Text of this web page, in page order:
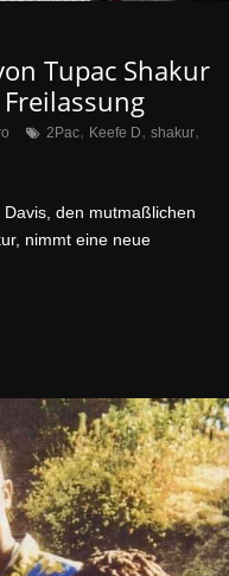
Tupac Shakur
2Pac, Keefe D, shakur,
Davis, den mutmaßlichen
nimmt eine neue